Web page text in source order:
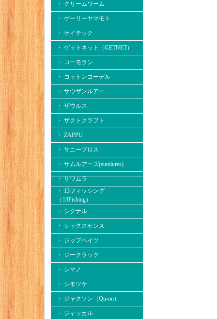
・ クリームワーム
・ ゲーリーヤマモト
・ ケイテック
・ ゲットネット（GETNET）
・ コーモラン
・ コットンコーデル
・ サウザンルアー
・ ザウルス
・ ザクトクラフト
・ ZAPPU
・ サニーブロス
・ サムルアーズ(sumlures)
・ サワムラ
・ 13フィッシング
（13Fishing）
・ シグナル
・ シックスセンス
・ ジップベイツ
・ ジークラック
・ シマノ
・ シモツケ
・ ジャクソン（Qu-on）
・ ジャッカル